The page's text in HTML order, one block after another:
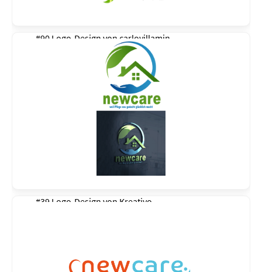
#90 Logo-Design von carlovillamin
#39 Logo-Design von Kreativo